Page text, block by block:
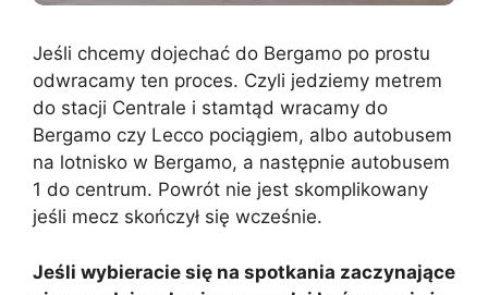
Jeśli chcemy dojechać do Bergamo po prostu
odwracamy ten proces. Czyli jedziemy metrem
do stacji Centrale i stamtąd wracamy do
Bergamo czy Lecco pociągiem, albo autobusem
na lotnisko w Bergamo, a następnie autobusem
1 do centrum. Powrót nie jest skomplikowany
jeśli mecz skończył się wcześnie.
Jeśli wybieracie się na spotkania zaczynające